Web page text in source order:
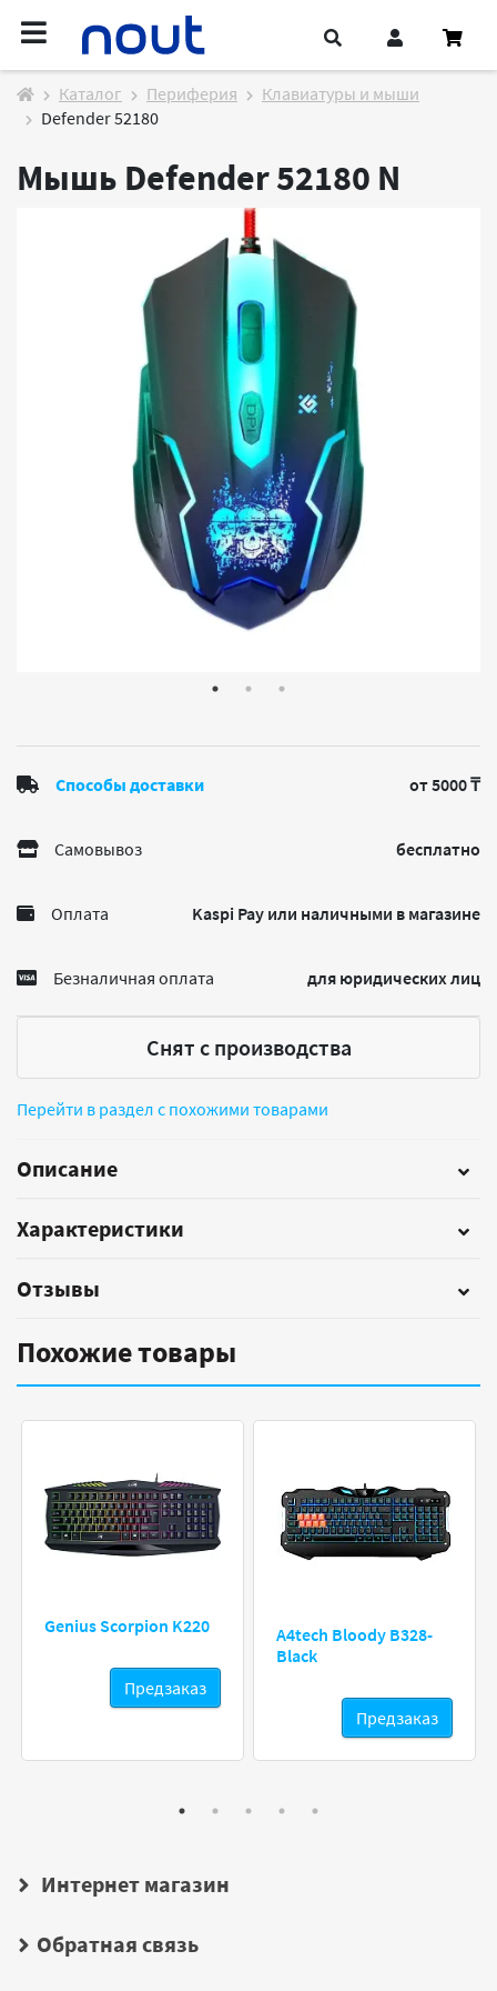
Каталог Периферия
Клавиатуры и мыши
Defender 52180
Мышь Defender 52180 N
Способы доставки от 5000 ₸
Самовывоз бесплатно
Оплата Kaspi Pay или наличными в магазине
Безналичная оплата для юридических лиц
Снят с производства
Перейти в раздел с похожими товарами
Описание
Характеристики
Отзывы
Похожие товары
Genius Scorpion K220
Предзаказ
A4tech Bloody B328-
Black
Предзаказ
Интернет магазин
Обратная связь